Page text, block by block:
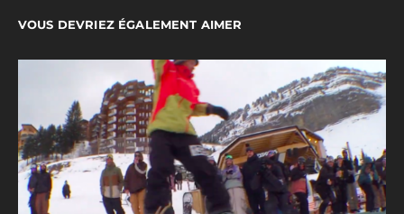
VOUS DEVRIEZ ÉGALEMENT AIMER